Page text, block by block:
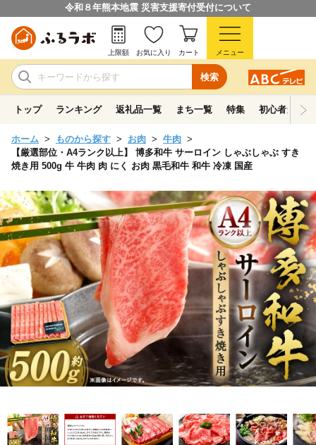
令和８年熊本地震 災害支援寄付受付について
検索
上限額 お気に入り カート メニュー
トップ ランキング 返礼品一覧 まち一覧 特集 初心者ガイド
ホーム ものから探す お肉
牛肉
【厳選部位・A4ランク以上】 博多和牛 サーロイン しゃぶしゃぶ すき
焼き用 500g 牛 牛肉 肉 にく お肉 黒毛和牛 和牛 冷凍 国産